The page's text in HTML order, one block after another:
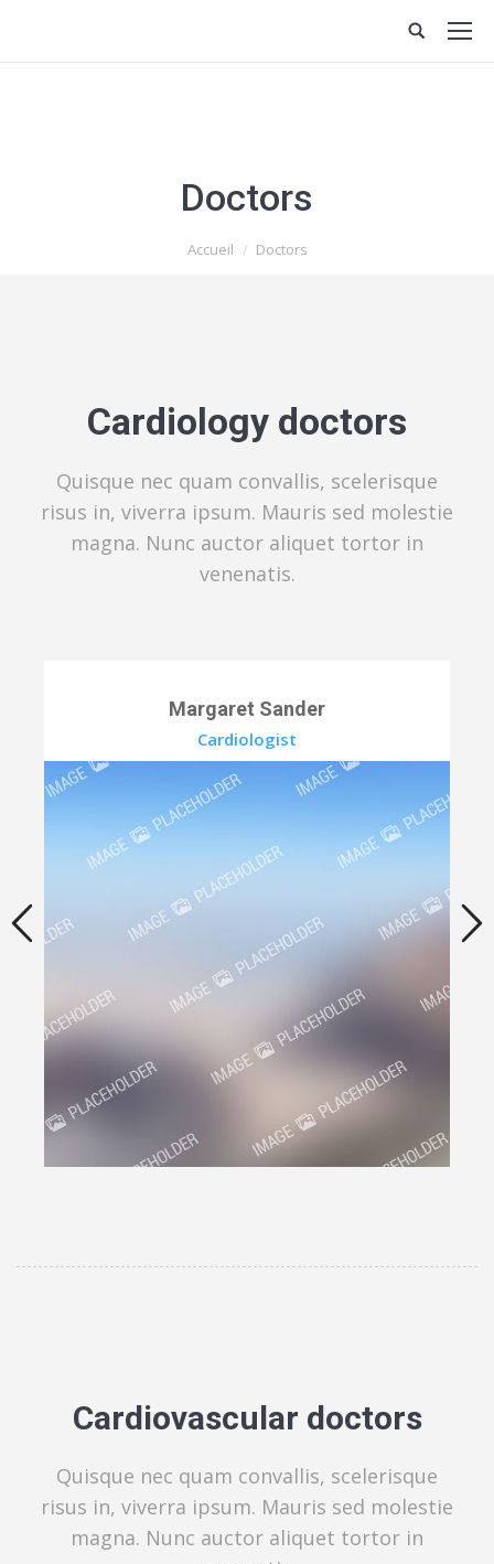
Doctors
Accueil Doctors
Сardiology doctors
Quisque nec quam convallis, scelerisque
risus in, viverra ipsum. Mauris sed molestie
magna. Nunc auctor aliquet tortor in
venenatis.
Margaret Sander
Cardiologist
Сardiovascular doctors
Quisque nec quam convallis, scelerisque
risus in, viverra ipsum. Mauris sed molestie
magna. Nunc auctor aliquet tortor in